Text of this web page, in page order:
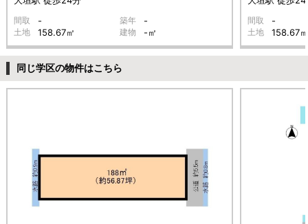
間取 - 築年 -
土地 158.67㎡ 建物 -㎡
間取 -
土地 158.67㎡
同じ学区の物件はこちら